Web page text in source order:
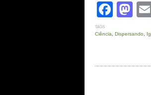
TAGS
Ciência Dispersando